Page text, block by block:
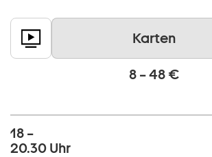
Karten
8 – 48 €
18 –
20.30 Uhr